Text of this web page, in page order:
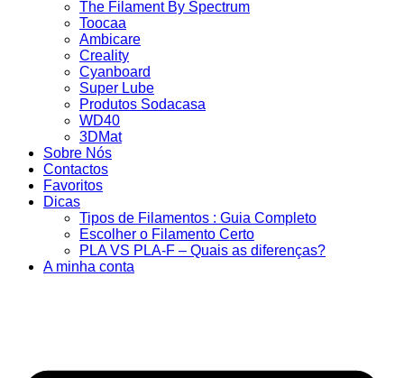
The Filament By Spectrum
Toocaa
Ambicare
Creality
Cyanboard
Super Lube
Produtos Sodacasa
WD40
3DMat
Sobre Nós
Contactos
Favoritos
Dicas
Tipos de Filamentos : Guia Completo
Escolher o Filamento Certo
PLA VS PLA-F – Quais as diferenças?
A minha conta